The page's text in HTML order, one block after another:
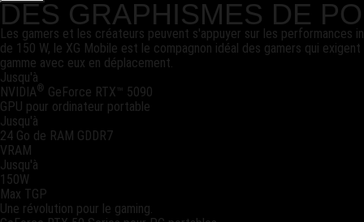
DES GRAPHISMES DE
Les gamers et les créateurs peuvent s'appuyer sur les performances
de 150 W, le XG Mobile est le compagnon idéal des gamers qui
gamme avec eux en déplacement.
Jusqu'à
NVIDIA® GeForce RTX™ 5090
GPU pour ordinateur portable
Jusqu'à
24 Go de RAM GDDR7
VRAM
Jusqu'à
150W
Max TGP
Une révolution pour le gaming.